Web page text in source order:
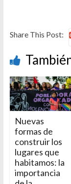
Share This Post:
Nuevas
formas de
construir los
lugares que
habitamos: la
importancia